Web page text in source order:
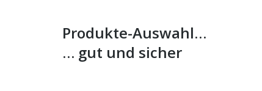
Produkte-Auswahl…
… gut und sicher